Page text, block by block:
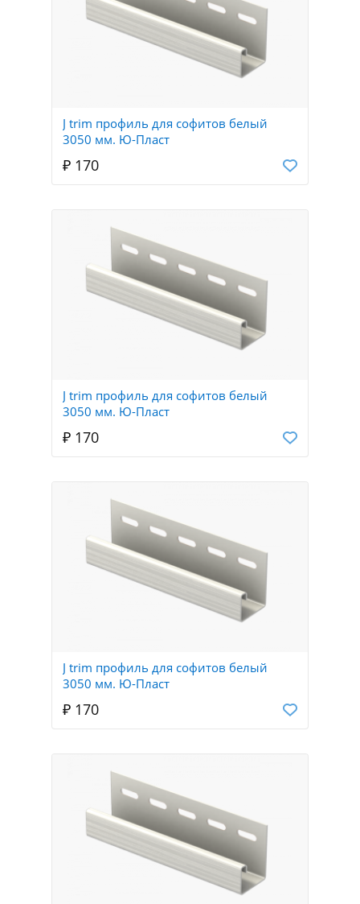
J trim профиль для софитов белый
3050 мм. Ю-Пласт
₽ 170
J trim профиль для софитов белый
3050 мм. Ю-Пласт
₽ 170
J trim профиль для софитов белый
3050 мм. Ю-Пласт
₽ 170